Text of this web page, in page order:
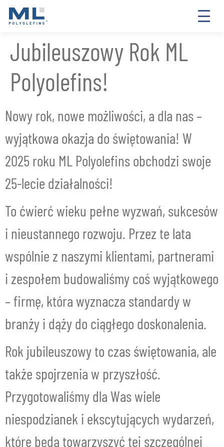
Jubileuszowy Rok ML
Polyolefins!
Nowy rok, nowe możliwości, a dla nas –
wyjątkowa okazja do świętowania! W
2025 roku ML Polyolefins obchodzi swoje
25-lecie działalności!
To ćwierć wieku pełne wyzwań, sukcesów
i nieustannego rozwoju. Przez te lata
wspólnie z naszymi klientami, partnerami
i zespołem budowaliśmy coś wyjątkowego
– firmę, która wyznacza standardy w
branży i dąży do ciągłego doskonalenia.
Rok jubileuszowy to czas świętowania, ale
także spojrzenia w przyszłość.
Przygotowaliśmy dla Was wiele
niespodzianek i ekscytujących wydarzeń,
które będą towarzyszyć tej szczególnej